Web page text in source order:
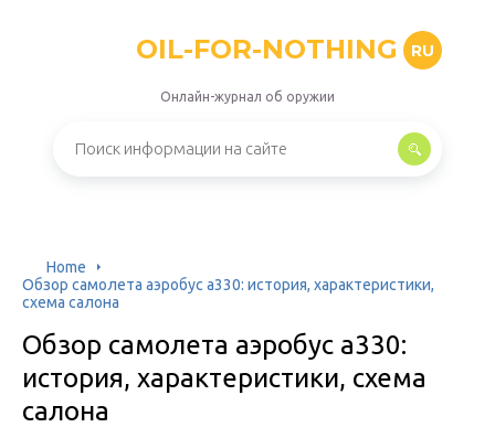
OIL-FOR-NOTHING RU
Онлайн-журнал об оружии
Home
Обзор самолета аэробус a330: история, характеристики,
схема салона
Обзор самолета аэробус a330:
история, характеристики, схема
салона